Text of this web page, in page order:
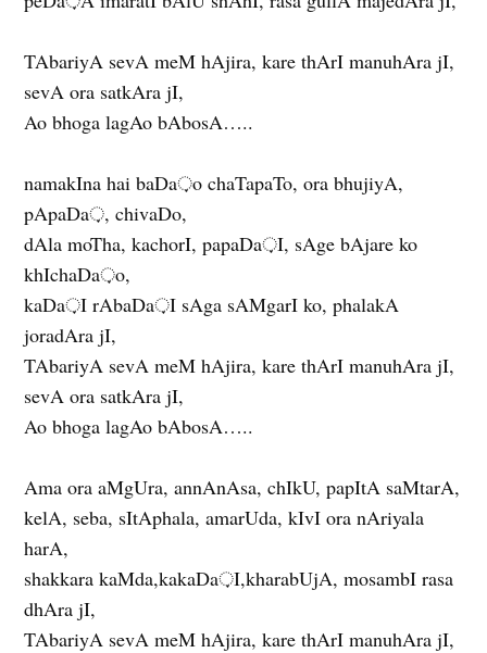
TAbariyA sevA meM hAjira, kare thArI manuhAra jI,
sevA ora satkAra jI,
Ao bhoga lagAo bAbosA…..
namakIna hai baDa़o chaTapaTo, ora bhujiyA,
pApaDa़, chivaDo,
dAla moTha, kachorI, papaDa़I, sAge bAjare ko
khIchaDa़o,
kaDa़I rAbaDa़I sAga sAMgarI ko, phalakA
joradAra jI,
TAbariyA sevA meM hAjira, kare thArI manuhAra jI,
sevA ora satkAra jI,
Ao bhoga lagAo bAbosA…..
Ama ora aMgUra, annAnAsa, chIkU, papItA saMtarA,
kelA, seba, sItAphala, amarUda, kIvI ora nAriyala
harA,
shakkara kaMda,kakaDa़I,kharabUjA, mosambI rasa
dhAra jI,
TAbariyA sevA meM hAjira, kare thArI manuhAra jI,